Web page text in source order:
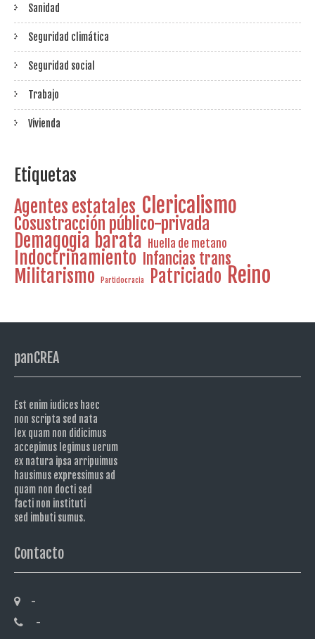
Sanidad
Seguridad climática
Seguridad social
Trabajo
Vivienda
Etiquetas
Agentes estatales Clericalismo
Cosustracción público-privada
Demagogia barata Huella de metano
Indoctrinamiento Infancias trans
Militarismo Partidocracia Patriciado Reino
panCREA
Est enim iudices haec
non scripta sed nata
lex quam non didicimus
accepimus legimus uerum
ex natura ipsa arripuimus
hausimus expressimus ad
quam non docti sed
facti non instituti
sed imbuti sumus.
Contacto
-
-